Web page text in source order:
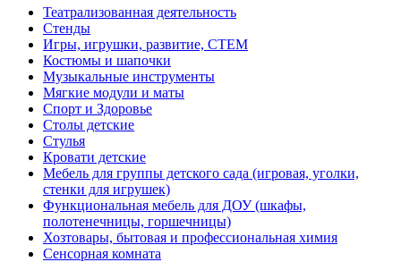
Театрализованная деятельность
Стенды
Игры, игрушки, развитие, СТЕМ
Костюмы и шапочки
Музыкальные инструменты
Мягкие модули и маты
Спорт и Здоровье
Столы детские
Стулья
Кровати детские
Мебель для группы детского сада (игровая, уголки,
стенки для игрушек)
Функциональная мебель для ДОУ (шкафы,
полотенечницы, горшечницы)
Хозтовары, бытовая и профессиональная химия
Сенсорная комната